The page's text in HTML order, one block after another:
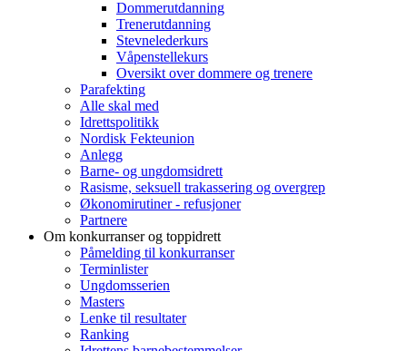
Dommerutdanning
Trenerutdanning
Stevnelederkurs
Våpenstellekurs
Oversikt over dommere og trenere
Parafekting
Alle skal med
Idrettspolitikk
Nordisk Fekteunion
Anlegg
Barne- og ungdomsidrett
Rasisme, seksuell trakassering og overgrep
Økonomirutiner - refusjoner
Partnere
Om konkurranser og toppidrett
Påmelding til konkurranser
Terminlister
Ungdomsserien
Masters
Lenke til resultater
Ranking